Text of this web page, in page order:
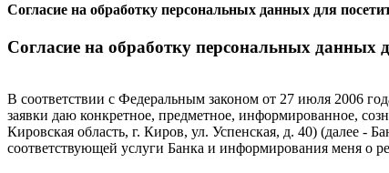
Согласие на обработку персональных данных для
Согласие на обработку персональных
В соответствии с Федеральным законом от 27 июля 2006
заявки даю конкретное, предметное, информированное,
Кировская область, г. Киров, ул. Успенская, д. 40) (далее -
соответствующей услуги Банка и информирования меня о